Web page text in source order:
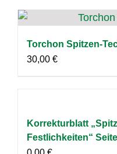
Torchon Spitzen-
30,00 €
Korrekturblatt
Festlichkeiten“